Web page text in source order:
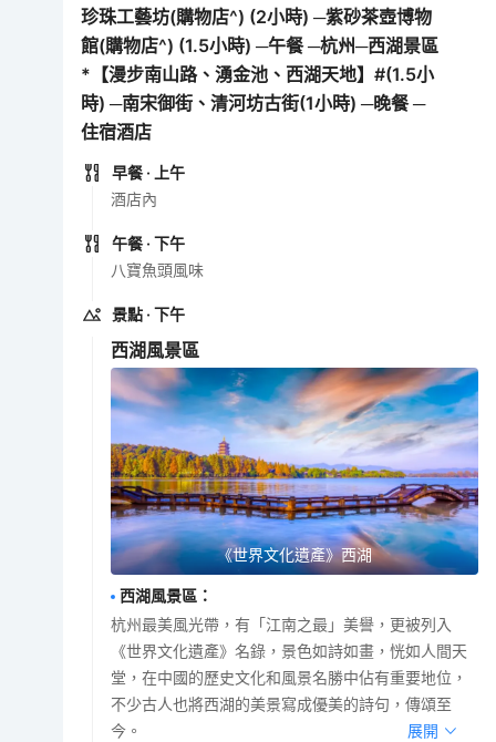
珍珠工藝坊(購物店^) (2小時) ─紫砂茶壺博物
館(購物店^) (1.5小時) ─午餐 ─杭州─西湖景區
*【漫步南山路、湧金池、西湖天地】#(1.5小
時) ─南宋御街、清河坊古街(1小時) ─晚餐 ─
住宿酒店
早餐 · 上午
酒店內
午餐 · 下午
八寶魚頭風味
景點 · 下午
西湖風景區
《世界文化遺產》西湖
西湖風景區 ：
杭州最美風光帶，有「江南之最」美譽，更被列入
《世界文化遺產》名錄，景色如詩如畫，恍如人間天
堂，在中國的歷史文化和風景名勝中佔有重要地位，
不少古人也將西湖的美景寫成優美的詩句，傳頌至
今。
展開